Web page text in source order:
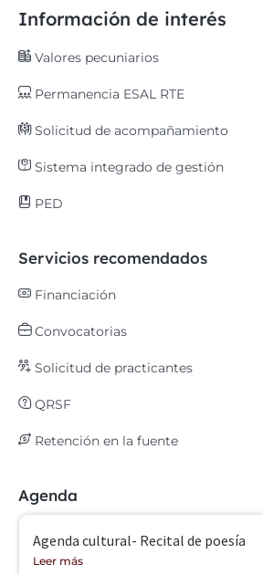
Información de interés
Valores pecuniarios
Permanencia ESAL RTE
Solicitud de acompañamiento
Sistema integrado de gestión
PED
Servicios recomendados
Financiación
Convocatorias
Solicitud de practicantes
QRSF
Retención en la fuente
Agenda
Agenda cultural- Recital de poesía
Leer más